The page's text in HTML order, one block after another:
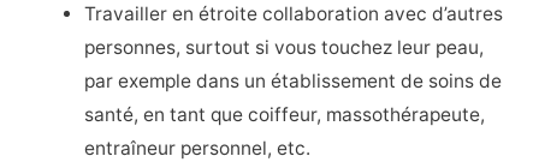
Travailler en étroite collaboration avec d’autres
personnes, surtout si vous touchez leur peau,
par exemple dans un établissement de soins de
santé, en tant que coiffeur, massothérapeute,
entraîneur personnel, etc.